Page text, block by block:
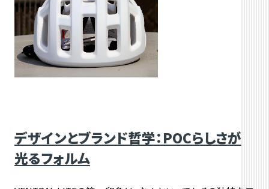
デザインとブランド哲学：POCらしさが
光るフォルム